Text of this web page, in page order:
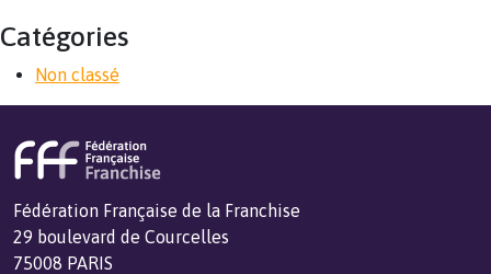
Catégories
Non classé
Fédération Française de la Franchise
29 boulevard de Courcelles
75008 PARIS